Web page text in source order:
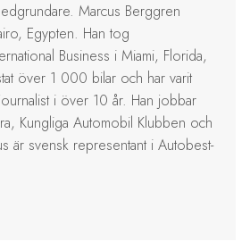
Marcus Berggren
Egypten. Han tog
Business i Miami, Florida,
över 1 000 bilar och har varit
i över 10 år. Han jobbar
Kungliga Automobil Klubben och
är svensk representant i Autobest-